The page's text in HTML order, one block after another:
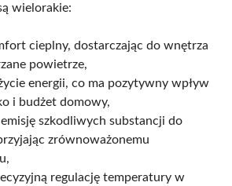
wielorakie:
cieplny, dostarczając do wnętrza
powietrze,
energii, co ma pozytywny wpływ
i budżet domowy,
szkodliwych substancji do
zrównoważonemu
regulację temperatury w